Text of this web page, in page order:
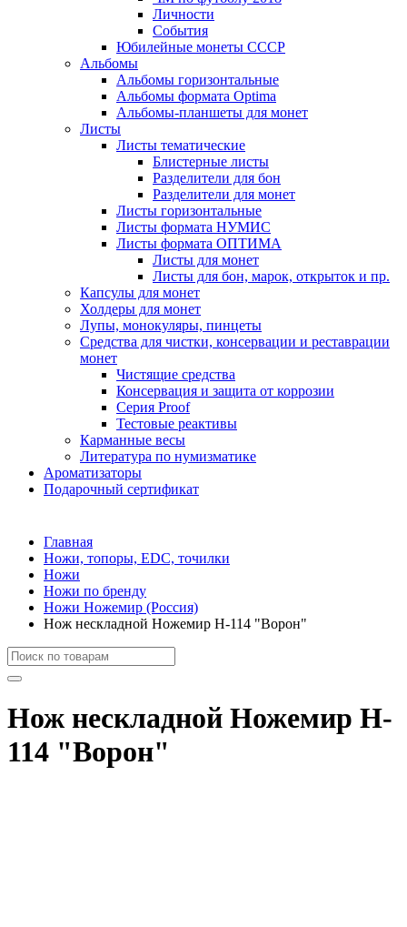
Личности
События
Юбилейные монеты СССР
Альбомы
Альбомы горизонтальные
Альбомы формата Optima
Альбомы-планшеты для монет
Листы
Листы тематические
Блистерные листы
Разделители для бон
Разделители для монет
Листы горизонтальные
Листы формата НУМИС
Листы формата ОПТИМА
Листы для монет
Листы для бон, марок, открыток и пр.
Капсулы для монет
Холдеры для монет
Лупы, монокуляры, пинцеты
Средства для чистки, консервации и реставрации
монет
Чистящие средства
Консервация и защита от коррозии
Серия Proof
Тестовые реактивы
Карманные весы
Литература по нумизматике
Ароматизаторы
Подарочный сертификат
Главная
Ножи, топоры, EDC, точилки
Ножи
Ножи по бренду
Ножи Ножемир (Россия)
Нож нескладной Ножемир H-114 "Ворон"
Нож нескладной Ножемир H-
114 "Ворон"